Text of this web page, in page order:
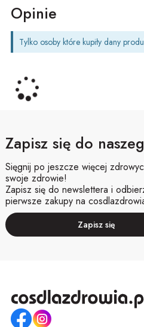
Opinie
Tylko osoby które kupiły dany
Zapisz się do
Sięgnij po jeszcze więcej
swoje zdrowie!
Zapisz się do newslettera i
pierwsze zakupy na
Zapisz się